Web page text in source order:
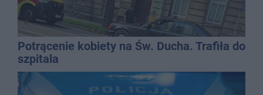
Potrącenie kobiety na Św. Ducha. Trafiła do
szpitala